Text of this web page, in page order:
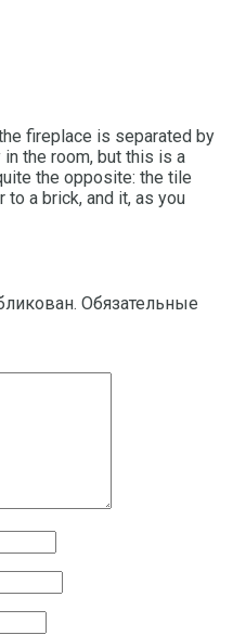
fireplace is separated by
the room, but this is a
the opposite: the tile
a brick, and it, as you
Обязательные